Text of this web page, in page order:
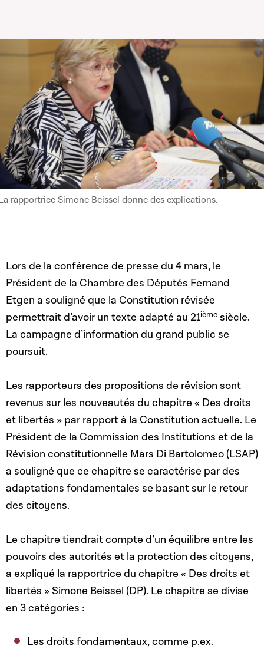
rapportrice Simone Beissel donne des explications.
Lors de la conférence de presse du 4 mars, le
Président de la Chambre des Députés Fernand
Etgen a souligné que la Constitution révisée
permettrait d’avoir un texte adapté au 21ième siècle.
La campagne d’information du grand public se
poursuit.
Les rapporteurs des propositions de révision sont
revenus sur les nouveautés du chapitre « Des droits
et libertés » par rapport à la Constitution actuelle. Le
Président de la Commission des Institutions et de la
Révision constitutionnelle Mars Di Bartolomeo (LSAP)
a souligné que ce chapitre se caractérise par des
adaptations fondamentales se basant sur le retour
des citoyens.
Le chapitre tiendrait compte d’un équilibre entre les
pouvoirs des autorités et la protection des citoyens,
a expliqué la rapportrice du chapitre « Des droits et
libertés » Simone Beissel (DP). Le chapitre se divise
en 3 catégories :
Les droits fondamentaux, comme p.ex.